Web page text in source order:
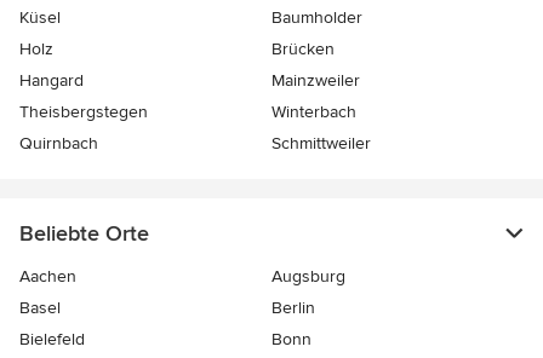
Küsel
Baumholder
Holz
Brücken
Hangard
Mainzweiler
Theisbergstegen
Winterbach
Quirnbach
Schmittweiler
Beliebte Orte
Aachen
Augsburg
Basel
Berlin
Bielefeld
Bonn